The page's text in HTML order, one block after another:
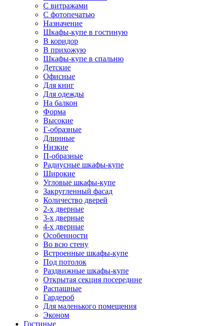
С витражами
С фотопечатью
Назначение
Шкафы-купе в гостиную
В коридор
В прихожую
Шкафы-купе в спальню
Детские
Офисные
Для книг
Для одежды
На балкон
Форма
Высокие
Г-образные
Длинные
Низкие
П-образные
Радиусные шкафы-купе
Широкие
Угловые шкафы-купе
Закругленный фасад
Количество дверей
2-х дверные
3-х дверные
4-х дверные
Особенности
Во всю стену
Встроенные шкафы-купе
Под потолок
Раздвижные шкафы-купе
Открытая секция посередине
Распашные
Гардероб
Для маленького помещения
Эконом
Гостиные